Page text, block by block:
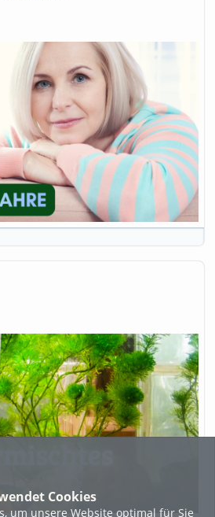
Cookies
um unsere Website optimal für Sie